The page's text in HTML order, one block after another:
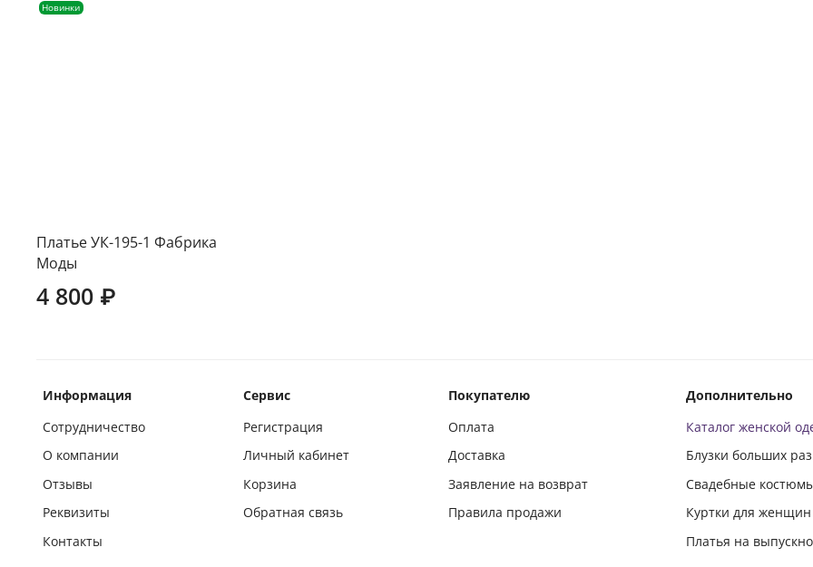
Новинки
Платье УК-195-1 Фабрика
Моды
4 800 ₽
Информация
Сотрудничество
О компании
Отзывы
Реквизиты
Контакты
Сервис
Регистрация
Личный кабинет
Корзина
Обратная связь
Покупателю
Оплата
Доставка
Заявление на возврат
Правила продажи
Дополнительно
Каталог женской
Блузки больших
Свадебные
Куртки для женщин
Платья на